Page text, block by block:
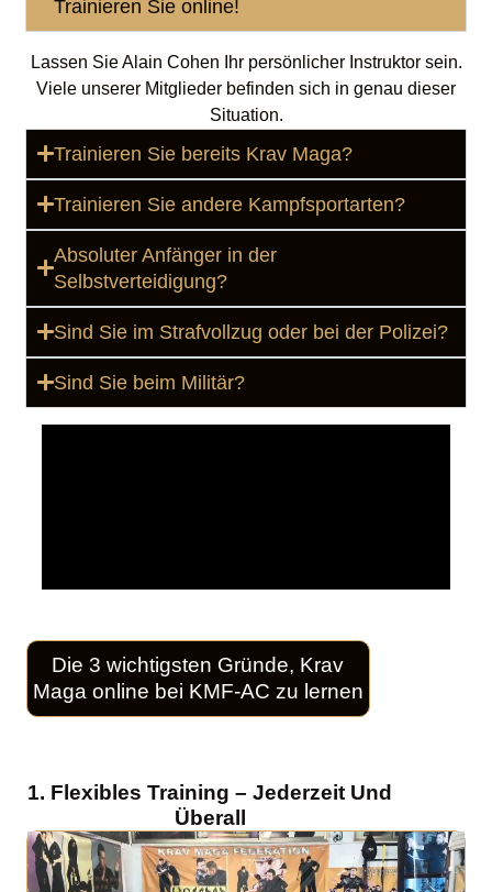
Trainieren Sie online!
Lassen Sie Alain Cohen Ihr persönlicher Instruktor sein.
Viele unserer Mitglieder befinden sich in genau dieser
Situation.
Trainieren Sie bereits Krav Maga?
Trainieren Sie andere Kampfsportarten?
Absoluter Anfänger in der
Selbstverteidigung?
Sind Sie im Strafvollzug oder bei der Polizei?
Sind Sie beim Militär?
Die 3 wichtigsten Gründe, Krav
Maga online bei KMF-AC zu lernen
1. Flexibles Training – Jederzeit Und
Überall